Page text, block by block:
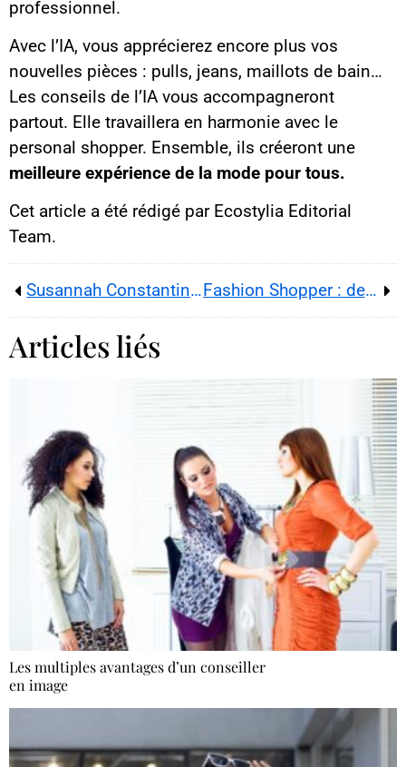
professionnel.
Avec l’IA, vous apprécierez encore plus vos
nouvelles pièces : pulls, jeans, maillots de bain…
Les conseils de l’IA vous accompagneront
partout. Elle travaillera en harmonie avec le
personal shopper. Ensemble, ils créeront une
meilleure expérience de la mode pour tous.
Cet article a été rédigé par Ecostylia Editorial
Team.
Susannah Constantine, gourou de la mode britannique Fashion Shopper : de quoi s’agit-il ?
Articles liés
Les multiples avantages d’un conseiller
en image